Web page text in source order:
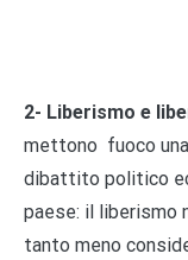
2- Liberismo e
mettono fuoco
dibattito politico
paese: il liberismo
tanto meno